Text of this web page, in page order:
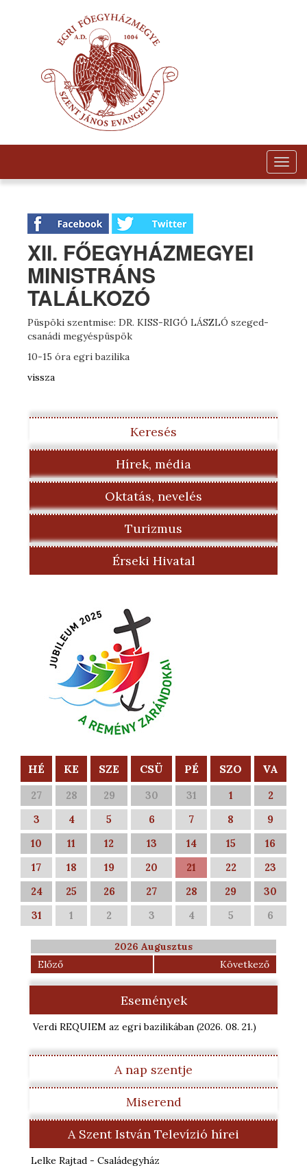
XII. FŐEGYHÁZMEGYEI
MINISTRÁNS
TALÁLKOZÓ
Püspöki szentmise: DR. KISS-RIGÓ LÁSZLÓ szeged-
csanádi megyéspüspök
10-15 óra egri bazilika
vissza
Keresés
Hírek, média
Oktatás, nevelés
Turizmus
Érseki Hivatal
HÉ KE SZE CSÜ PÉ SZO VA
27 28 29 30 31 1
2
3
4 5 6 7 8
9
10
11 12 13 14 15
16
17
18 19 20 21 22
23
24
25 26 27 28 29
30
31
1 2 3 4 5 6
2026 Augusztus
Előző
Következő
Események
Verdi REQUIEM az egri bazilikában (2026. 08. 21.)
A nap szentje
Miserend
A Szent István Televízió hírei
Lelke Rajtad - Családegyház